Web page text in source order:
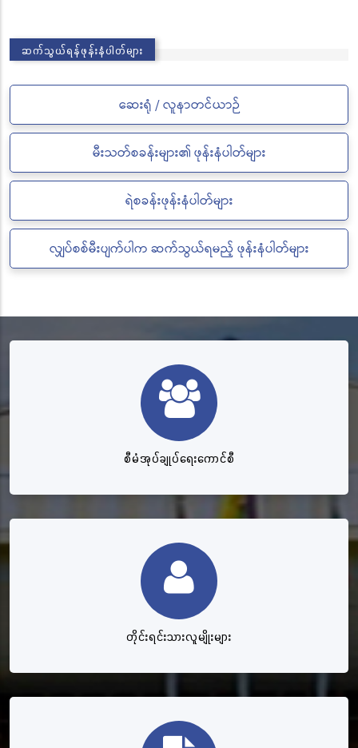
ဆက်သွယ်ရန်ဖုန်းနံပါတ်များ
ဆေးရုံ / လူနာတင်ယာဉ်
မီးသတ်စခန်းများ၏ ဖုန်းနံပါတ်များ
ရဲစခန်းဖုန်းနံပါတ်များ
လျှပ်စစ်မီးပျက်ပါက ဆက်သွယ်ရမည့် ဖုန်းနံပါတ်များ
စီမံအုပ်ချုပ်ရေးကောင်စီ
တိုင်းရင်းသားလူမျိုးများ